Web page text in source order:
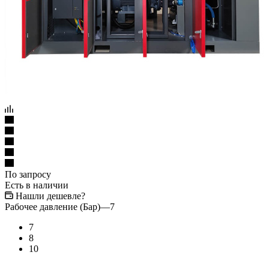
По запросу
Есть в наличии
Нашли дешевле?
Рабочее давление (Бар)—7
7
8
10